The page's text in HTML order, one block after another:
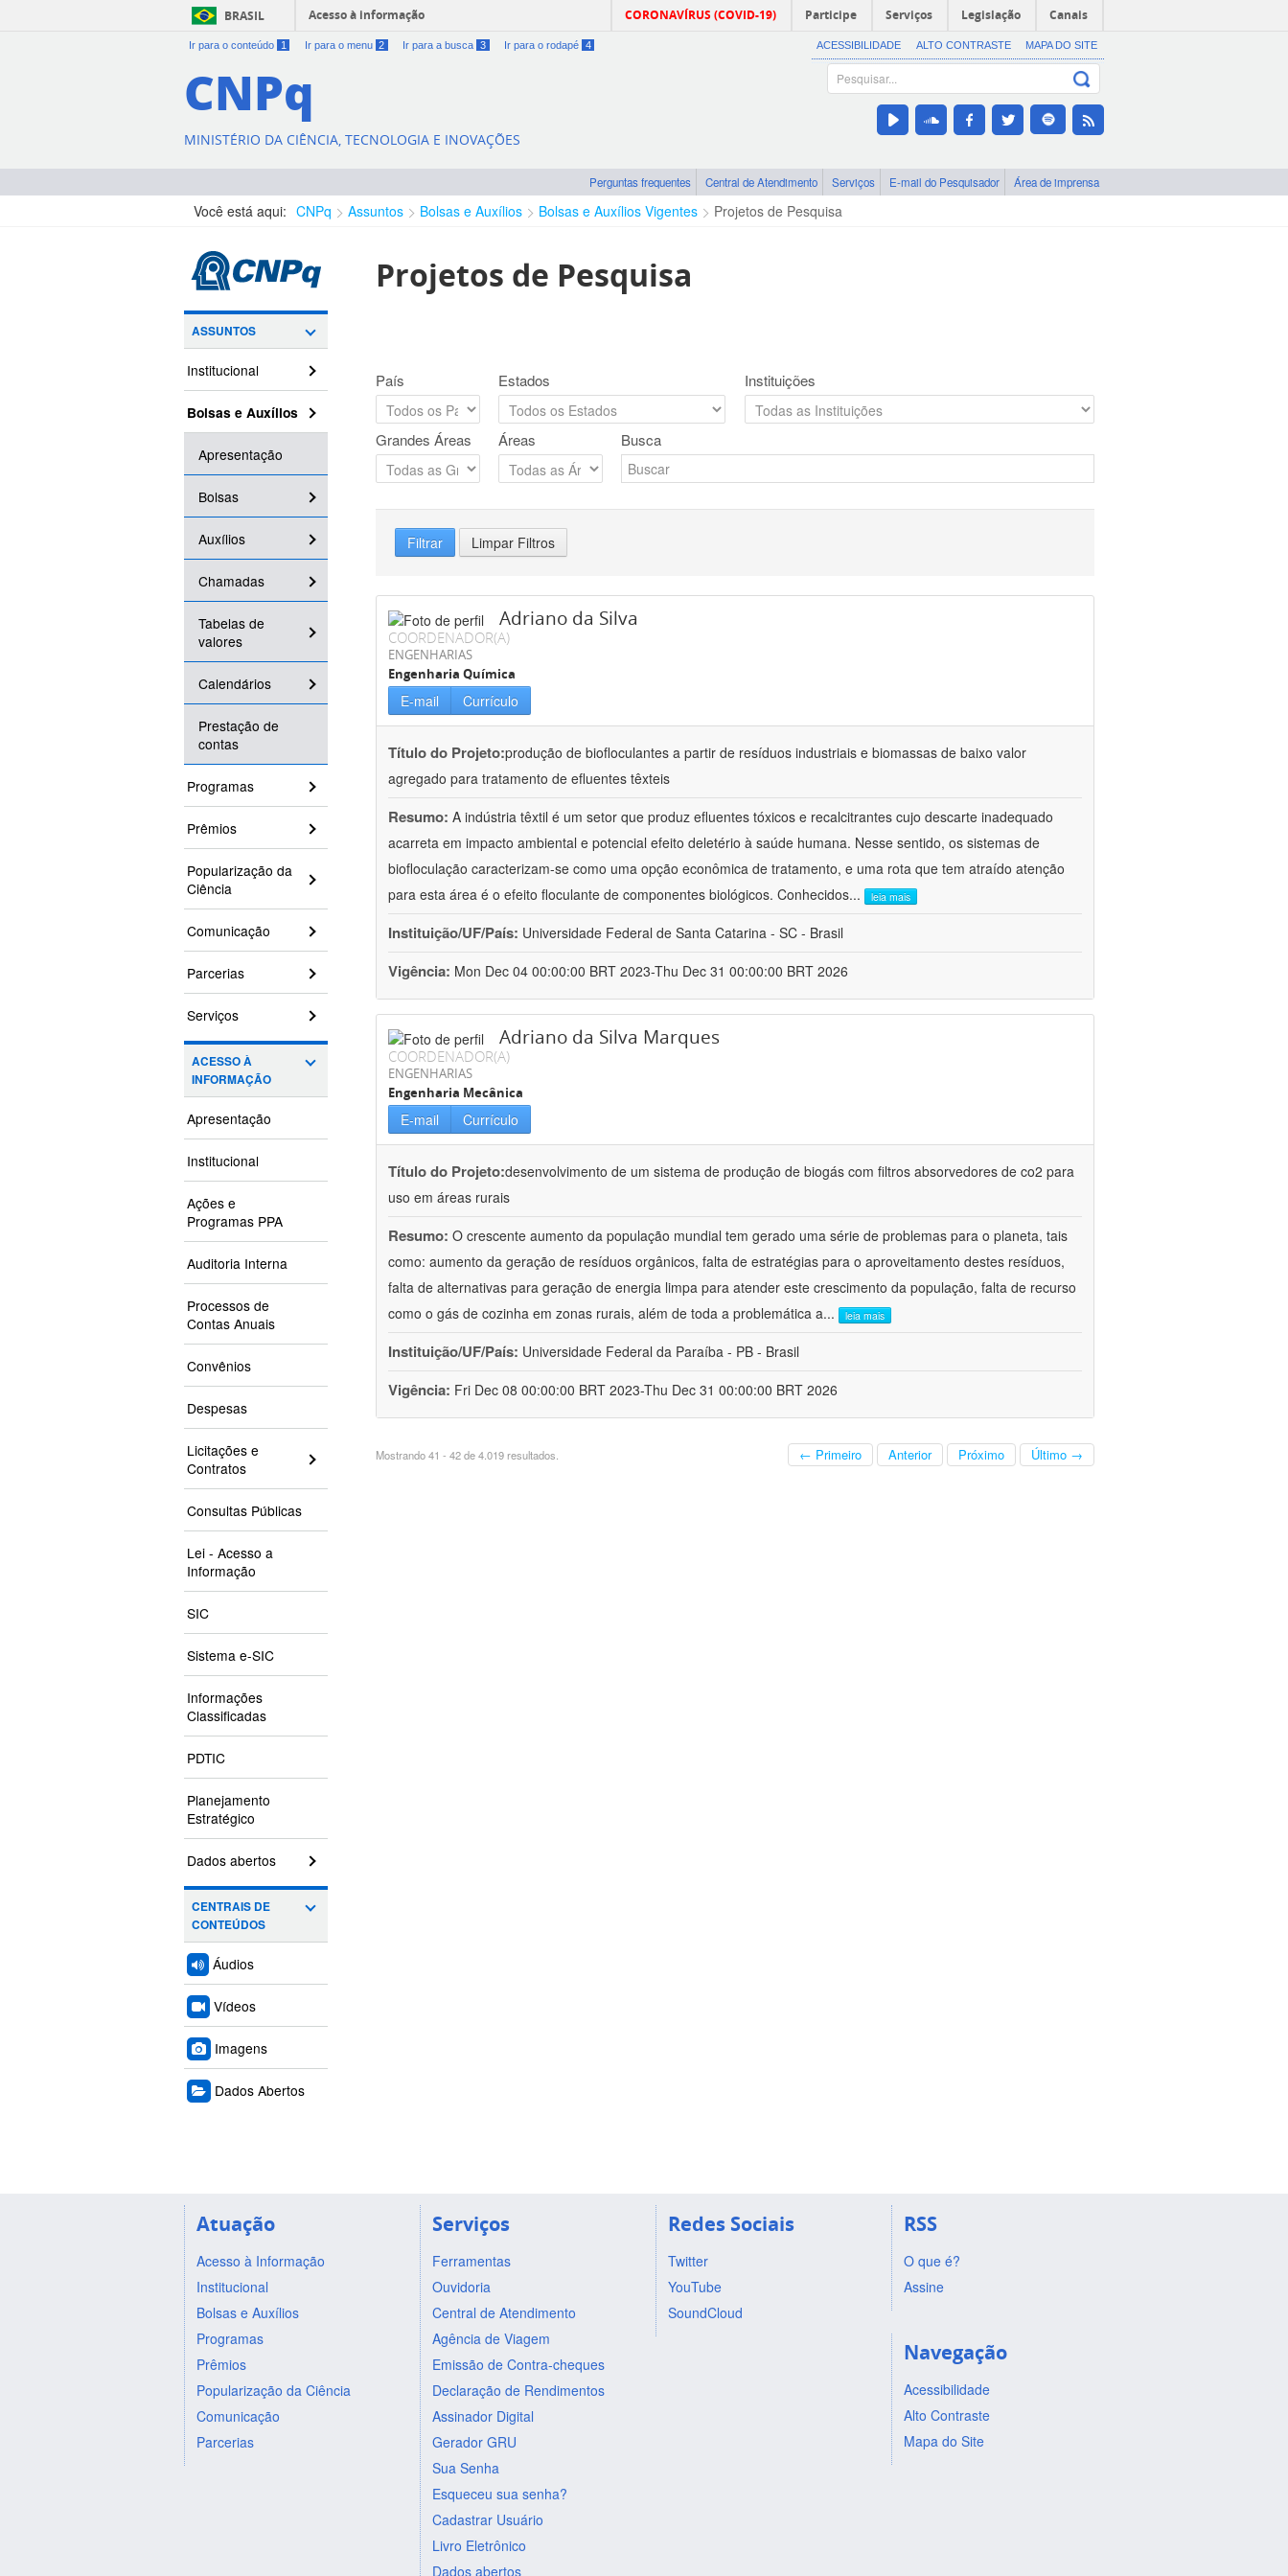
BRASIL Acesso à informação CORONAVÍRUS (COVID-19) Participe Serviços Legislação Canais
Ir para o conteúdo 1 Ir para o menu 2 Ir para a busca 3 Ir para o rodapé 4 ACESSIBILIDADE ALTO CONTRASTE MAPA DO SITE
CNPq
MINISTÉRIO DA CIÊNCIA, TECNOLOGIA E INOVAÇÕES
Perguntas frequentes Central de Atendimento Serviços E-mail do Pesquisador Área de imprensa
Você está aqui: CNPq Assuntos Bolsas e Auxílios Bolsas e Auxílios Vigentes Projetos de Pesquisa
ASSUNTOS
Institucional
Bolsas e Auxílios
Apresentação
Bolsas
Auxílios
Chamadas
Tabelas de
valores
Calendários
Prestação de
contas
Programas
Prêmios
Popularização da
Ciência
Comunicação
Parcerias
Serviços
ACESSO À
INFORMAÇÃO
Apresentação
Institucional
Ações e
Programas PPA
Auditoria Interna
Processos de
Contas Anuais
Convênios
Despesas
Licitações e
Contratos
Consultas Públicas
Lei - Acesso a
Informação
SIC
Sistema e-SIC
Informações
Classificadas
PDTIC
Planejamento
Estratégico
Dados abertos
CENTRAIS DE
CONTEÚDOS
Áudios
Vídeos
Imagens
Dados Abertos
Projetos de Pesquisa
País Estados Instituições
Grandes Áreas Áreas Busca
Filtrar Limpar Filtros
Adriano da Silva
COORDENADOR(A)
ENGENHARIAS
Engenharia Química
E-mail Currículo
Título do Projeto:produção de biofloculantes a partir de resíduos industriais e biomassas de baixo valor
agregado para tratamento de efluentes têxteis
Resumo: A indústria têxtil é um setor que produz efluentes tóxicos e recalcitrantes cujo descarte inadequado
acarreta em impacto ambiental e potencial efeito deletério à saúde humana. Nesse sentido, os sistemas de
biofloculação caracterizam-se como uma opção econômica de tratamento, e uma rota que tem atraído atenção
para esta área é o efeito floculante de componentes biológicos. Conhecidos... leia mais
Instituição/UF/País: Universidade Federal de Santa Catarina - SC - Brasil
Vigência: Mon Dec 04 00:00:00 BRT 2023-Thu Dec 31 00:00:00 BRT 2026
Adriano da Silva Marques
COORDENADOR(A)
ENGENHARIAS
Engenharia Mecânica
E-mail Currículo
Título do Projeto:desenvolvimento de um sistema de produção de biogás com filtros absorvedores de co2 para
uso em áreas rurais
Resumo: O crescente aumento da população mundial tem gerado uma série de problemas para o planeta, tais
como: aumento da geração de resíduos orgânicos, falta de estratégias para o aproveitamento destes resíduos,
falta de alternativas para geração de energia limpa para atender este crescimento da população, falta de recurso
como o gás de cozinha em zonas rurais, além de toda a problemática a... leia mais
Instituição/UF/País: Universidade Federal da Paraíba - PB - Brasil
Vigência: Fri Dec 08 00:00:00 BRT 2023-Thu Dec 31 00:00:00 BRT 2026
Mostrando 41 - 42 de 4.019 resultados. ← Primeiro Anterior Próximo Último →
Atuação
Acesso à Informação
Institucional
Bolsas e Auxílios
Programas
Prêmios
Popularização da Ciência
Comunicação
Parcerias
Serviços
Ferramentas
Ouvidoria
Central de Atendimento
Agência de Viagem
Emissão de Contra-cheques
Declaração de Rendimentos
Assinador Digital
Gerador GRU
Sua Senha
Esqueceu sua senha?
Cadastrar Usuário
Livro Eletrônico
Dados abertos
Redes Sociais
Twitter
YouTube
SoundCloud
RSS
O que é?
Assine
Navegação
Acessibilidade
Alto Contraste
Mapa do Site